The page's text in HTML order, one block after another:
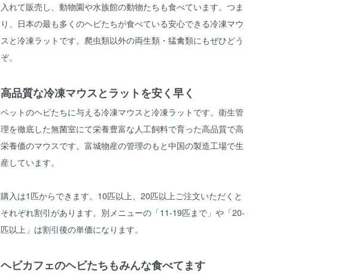
入れて販売し、動物園や水族館の動物たちも食べています。つま
り、日本の最も多くのヘビたちが食べている安心できる冷凍マウ
スと冷凍ラットです。爬虫類以外の両生類・猛禽類にもぜひどう
ぞ。
高品質な冷凍マウスとラットを安く早く
ペットのヘビたちに与える冷凍マウスと冷凍ラットです。衛生管
理を徹底した無菌室にて栄養豊富な人工飼料で育った高品質で高
栄養価のマウスです。富城物産の管理のもと中国の製造工場で生
産しています。
購入は1匹からできます。10匹以上、20匹以上ご注文いただくと
それぞれ割引があります。別メニューの「11-19匹まで」や「20-
匹以上」は割引後の単価になります。
ヘビカフェのヘビたちもみんな食べてます